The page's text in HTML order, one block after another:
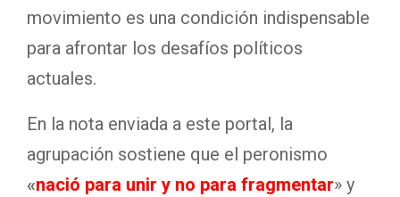
movimiento es una condición indispensable
para afrontar los desafíos políticos
actuales.
En la nota enviada a este portal, la
agrupación sostiene que el peronismo
«nació para unir y no para fragmentar» y